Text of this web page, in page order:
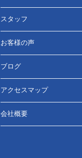
スタッフ
お客様の声
ブログ
アクセスマップ
会社概要